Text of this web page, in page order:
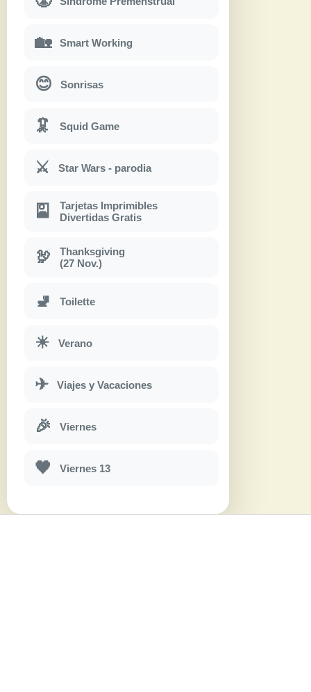
🏡 Smart Working
😊 Sonrisas
🦑 Squid Game
⚔ Star Wars - parodia
🎴
Tarjetas Imprimibles
Divertidas Gratis
🦃
Thanksgiving
(27 Nov.)
🚽 Toilette
☀ Verano
✈ Viajes y Vacaciones
🎉 Viernes
🖤 Viernes 13